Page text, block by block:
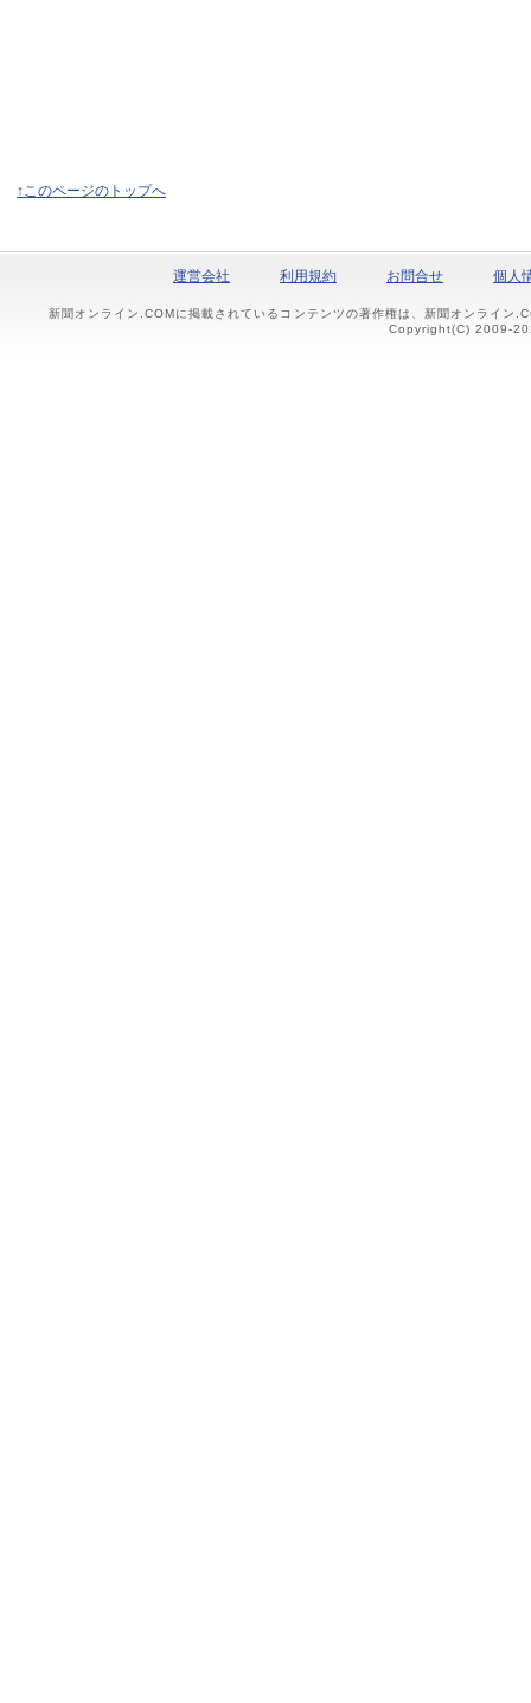
↑このページのトップへ
運営会社 利用規約 お問合せ 個人
新聞オンライン.COMに掲載されているコンテンツの著作権は、新聞オンライン
Copyright(C) 2009-